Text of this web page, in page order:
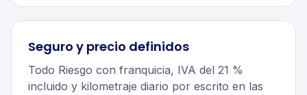
Seguro y precio definidos
Todo Riesgo con franquicia, IVA del 21 %
incluido y kilometraje diario por escrito en las